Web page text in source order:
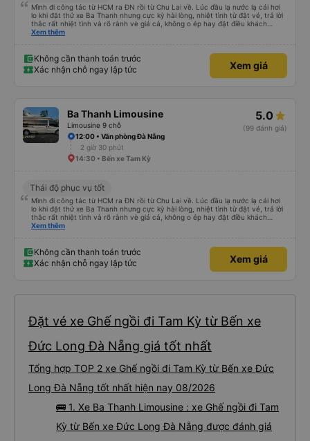
Mình đi công tác từ HCM ra ĐN rồi từ Chu Lai về. Lúc đầu lạ nước lạ cái hơi
lo khi đặt thử xe Ba Thanh nhưng cực kỳ hài lòng, nhiệt tình từ đặt vé, trả lời
thắc rất nhiệt tình và rõ rành vè giá cả, không o ép hay đặt điều khách
hàng. Lần tới đi công tác chắc chắn tiếp tục dùng xe nhà này!
Xem thêm
Không cần thanh toán trước
Xác nhận chỗ ngay lập tức
Xem giá
Ba Thanh Limousine
Limousine 9 chỗ
5.0
(99 đánh giá)
12:00 • Văn phòng Đà Nẵng
2 giờ 30 phút
14:30 • Bến xe Tam Kỳ
Thái độ phục vụ tốt
Mình đi công tác từ HCM ra ĐN rồi từ Chu Lai về. Lúc đầu lạ nước lạ cái hơi
lo khi đặt thử xe Ba Thanh nhưng cực kỳ hài lòng, nhiệt tình từ đặt vé, trả lời
thắc rất nhiệt tình và rõ rành vè giá cả, không o ép hay đặt điều khách
hàng. Lần tới đi công tác chắc chắn tiếp tục dùng xe nhà này!
Xem thêm
Không cần thanh toán trước
Xác nhận chỗ ngay lập tức
Xem giá
Đặt vé xe Ghế ngồi đi Tam Kỳ từ Bến xe
Đức Long Đà Nẵng giá tốt nhất
Tổng hợp TOP 2 xe Ghế ngồi đi Tam Kỳ từ Bến xe Đức
Long Đà Nẵng tốt nhất hiện nay 08/2026
🚌 1. Xe Ba Thanh Limousine : xe Ghế ngồi đi Tam
Kỳ từ Bến xe Đức Long Đà Nẵng được đánh giá